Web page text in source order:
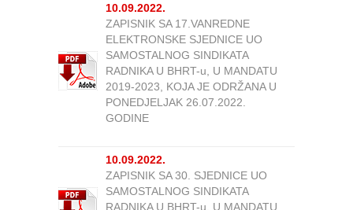
10.09.2022.
ZAPISNIK SA 17.VANREDNE
ELEKTRONSKE SJEDNICE UO
SAMOSTALNOG SINDIKATA
RADNIKA U BHRT-u, U MANDATU
2019-2023, KOJA JE ODRŽANA U
PONEDJELJAK 26.07.2022.
GODINE
10.09.2022.
ZAPISNIK SA 30. SJEDNICE UO
SAMOSTALNOG SINDIKATA
RADNIKA U BHRT-u, U MANDATU